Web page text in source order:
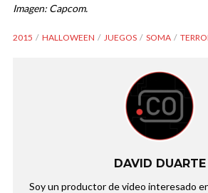
Imagen: Capcom.
2015 HALLOWEEN JUEGOS SOMA
DAVID DUARTE
Soy un productor de video interesado